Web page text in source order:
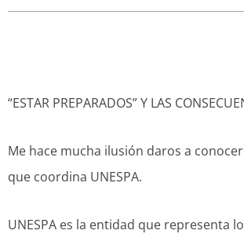
“ESTAR PREPARADOS” Y LAS
Me hace mucha ilusión daros a
que coordina UNESPA.
UNESPA es la entidad que representa